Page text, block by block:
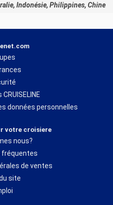
Indonésie, Philippines, Chine
données personnelles
votre croisiere
nous?
fréquentes
de ventes
site